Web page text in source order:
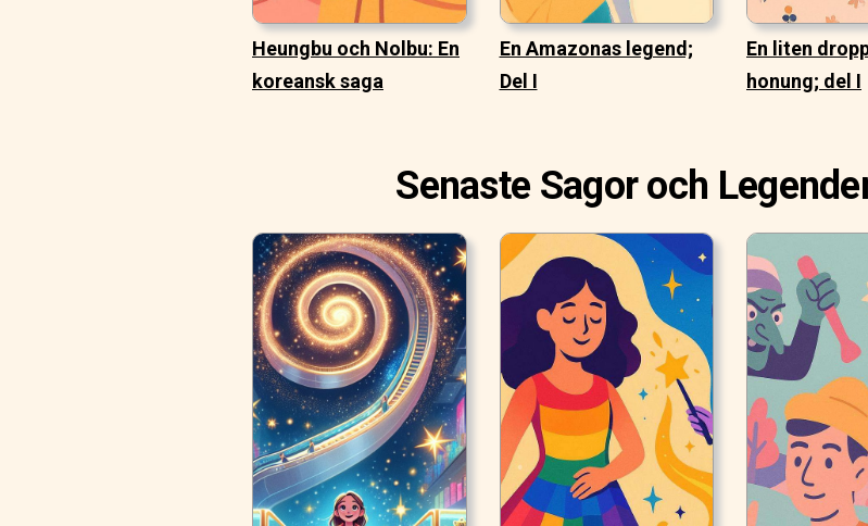
Heungbu och Nolbu: En
koreansk saga
En Amazonas legend;
Del I
En liten
honung; del I
Senaste Sagor och